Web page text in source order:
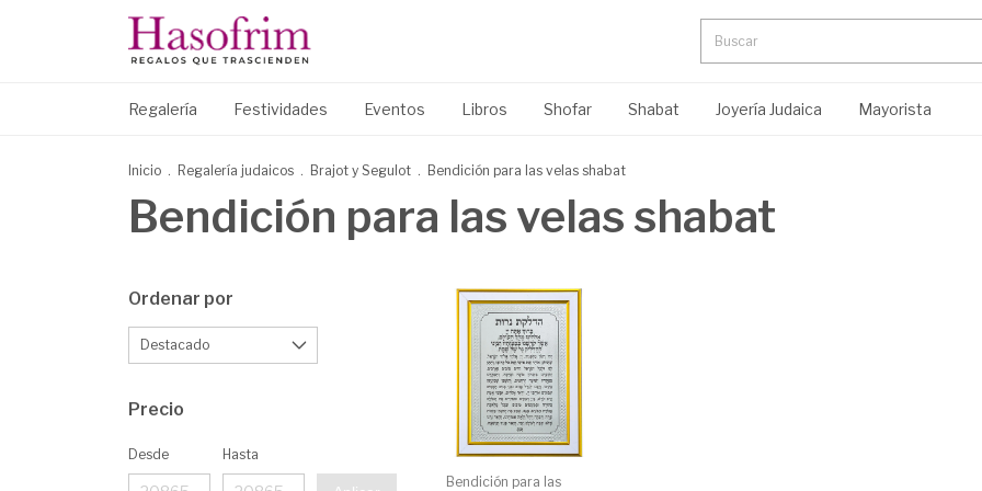
Regalería Festividades Eventos Libros Shofar Shabat Joyería Judaica Mayorista
Inicio . Regalería judaicos . Brajot y Segulot . Bendición para las velas shabat
Bendición para las velas shabat
Ordenar por
Precio
Desde Hasta
Bendición para las